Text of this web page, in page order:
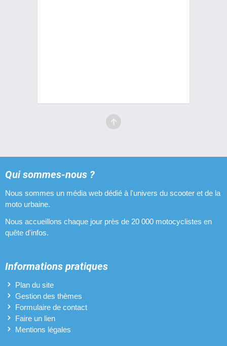
Qui sommes-nous ?
Nous sommes un média web dédié à l'univers du scooter et de la
moto urbaine.
Nous accueillons chaque jour près de 20 000 motocyclistes en
quête d'infos.
Informations pratiques
Plan du site
Gestion des thèmes
Formulaire de contact
Faire un lien
Mentions légales